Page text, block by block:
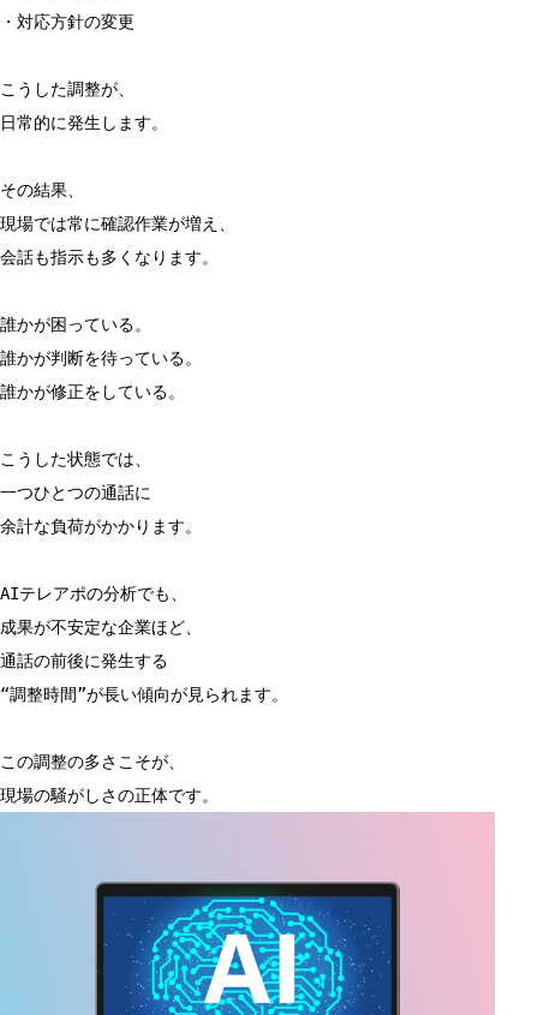
・対応方針の変更
こうした調整が、
日常的に発生します。
その結果、
現場では常に確認作業が増え、
会話も指示も多くなります。
誰かが困っている。
誰かが判断を待っている。
誰かが修正をしている。
こうした状態では、
一つひとつの通話に
余計な負荷がかかります。
AIテレアポの分析でも、
成果が不安定な企業ほど、
通話の前後に発生する
“調整時間”が長い傾向が見られます。
この調整の多さこそが、
現場の騒がしさの正体です。